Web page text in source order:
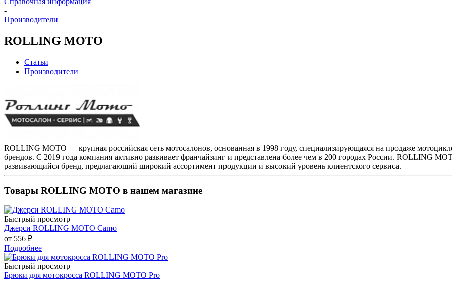
-
Производители
ROLLING MOTO
Статьи
Производители
ROLLING MOTO — крупная российская сеть мотосалонов, основанная в 1998 году, специализирующаяся на продаже
брендов. С 2019 года компания активно развивает франчайзинг и представлена более чем в 200 городах России. ROLLING
развивающийся бренд, предлагающий широкий ассортимент продукции и высокий уровень клиентского сервиса.
Товары ROLLING MOTO в нашем магазине
Быстрый просмотр
Джерси ROLLING MOTO Camo
от 556 ₽
Подробнее
Быстрый просмотр
Брюки для мотокросса ROLLING MOTO Pro